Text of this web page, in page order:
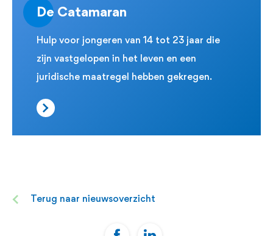
De Catamaran
Hulp voor jongeren van 14 tot 23 jaar die
zijn vastgelopen in het leven en een
juridische maatregel hebben gekregen.
Terug naar nieuwsoverzicht